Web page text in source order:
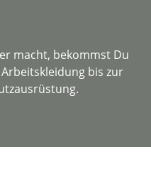
macht, bekommst Du
bis zur